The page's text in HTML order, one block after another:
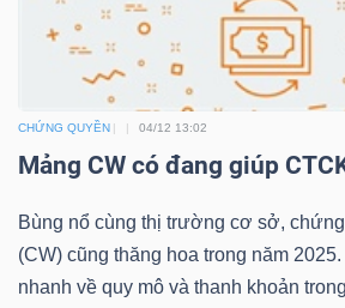
CHỨNG QUYỀN 04/12 13:02
Mảng CW có đang giúp
Bùng nổ cùng thị trường cơ sở,
(CW) cũng thăng hoa trong năm
nhanh về quy mô và thanh khoản
NGHIỆP
TIÊU
DÙNG
KHÔNG
THIẾT